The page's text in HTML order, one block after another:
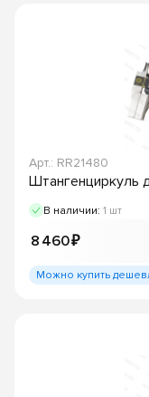
Арт.: RR21480
Штангенциркуль
В наличии: 1 шт
8 460 ₽
Можно купить